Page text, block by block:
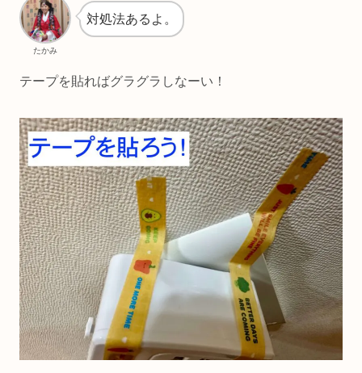
たかみ
対処法あるよ。
テープを貼ればグラグラしなーい！